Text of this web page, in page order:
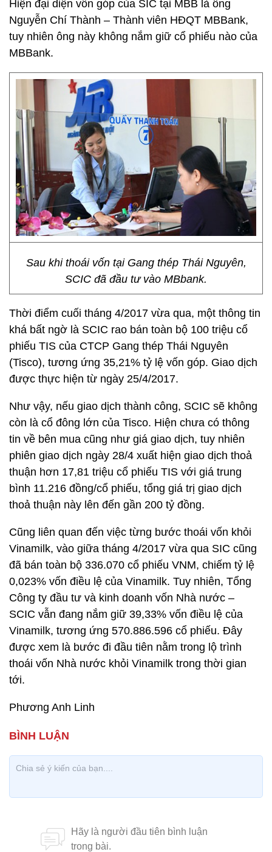
Hiện đại diện vốn góp của SIC tại MBB là ông
Nguyễn Chí Thành – Thành viên HĐQT MBBank,
tuy nhiên ông này không nắm giữ cổ phiếu nào của
MBBank.
Sau khi thoái vốn tại Gang thép Thái Nguyên,
SCIC đã đầu tư vào MBbank.
Thời điểm cuối tháng 4/2017 vừa qua, một thông tin
khá bất ngờ là SCIC rao bán toàn bộ 100 triệu cổ
phiếu TIS của CTCP Gang thép Thái Nguyên
(Tisco), tương ứng 35,21% tỷ lệ vốn góp. Giao dịch
được thực hiện từ ngày 25/4/2017.
Như vậy, nếu giao dịch thành công, SCIC sẽ không
còn là cổ đông lớn của Tisco. Hiện chưa có thông
tin về bên mua cũng như giá giao dịch, tuy nhiên
phiên giao dịch ngày 28/4 xuất hiện giao dịch thoả
thuận hơn 17,81 triệu cổ phiếu TIS với giá trung
bình 11.216 đồng/cổ phiếu, tổng giá trị giao dịch
thoả thuận này lên đến gần 200 tỷ đồng.
Cũng liên quan đến việc từng bước thoái vốn khỏi
Vinamilk, vào giữa tháng 4/2017 vừa qua SIC cũng
đã bán toàn bộ 336.070 cổ phiếu VNM, chiếm tỷ lệ
0,023% vốn điều lệ của Vinamilk. Tuy nhiên, Tổng
Công ty đầu tư và kinh doanh vốn Nhà nước –
SCIC vẫn đang nắm giữ 39,33% vốn điều lệ của
Vinamilk, tương ứng 570.886.596 cổ phiếu. Đây
được xem là bước đi đầu tiên nằm trong lộ trình
thoái vốn Nhà nước khỏi Vinamilk trong thời gian
tới.
Phương Anh Linh